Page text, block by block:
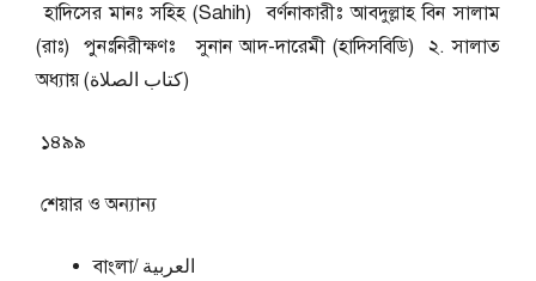
হাদিসের মানঃ সহিহ (Sahih) বর্ণনাকারীঃ আবদুল্লাহ বিন সালাম
(রাঃ) পুনঃনিরীক্ষণঃ সুনান আদ-দারেমী (হাদিসবিডি) ২. সালাত
অধ্যায় (كتاب الصلاة)
১৪৯৯
শেয়ার ও অন্যান্য
বাংলা/ العربية